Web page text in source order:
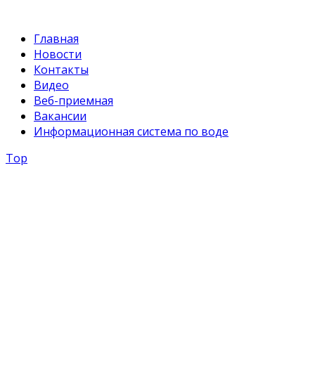
Главная
Новости
Контакты
Видео
Веб-приемная
Вакансии
Информационная система по воде
Top